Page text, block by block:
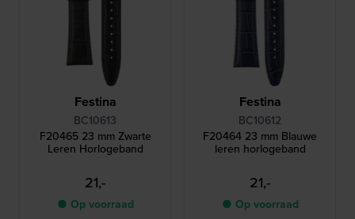
Festina
BC10613
F20465 23 mm Zwarte
Leren Horlogeband
21,-
● Op voorraad
Festina
BC10612
F20464 23 mm Blauwe
leren horlogeband
21,-
● Op voorraad